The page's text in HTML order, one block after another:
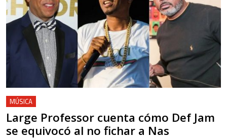
MÚSICA
Large Professor cuenta cómo Def Jam
se equivocó al no fichar a Nas